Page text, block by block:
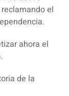
el
ahora el
de la